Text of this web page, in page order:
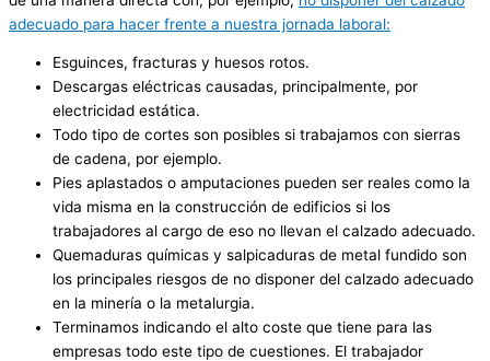
adecuado para hacer frente a nuestra jornada laboral:
Esguinces, fracturas y huesos rotos.
Descargas eléctricas causadas, principalmente, por
electricidad estática.
Todo tipo de cortes son posibles si trabajamos con sierras
de cadena, por ejemplo.
Pies aplastados o amputaciones pueden ser reales como la
vida misma en la construcción de edificios si los
trabajadores al cargo de eso no llevan el calzado adecuado.
Quemaduras químicas y salpicaduras de metal fundido son
los principales riesgos de no disponer del calzado adecuado
en la minería o la metalurgia.
Terminamos indicando el alto coste que tiene para las
empresas todo este tipo de cuestiones. El trabajador